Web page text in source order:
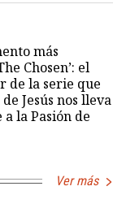
más
Chosen’: el
la serie que
Jesús nos lleva
la Pasión de
Ver más